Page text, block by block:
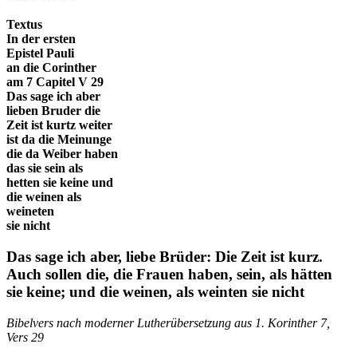
Textus
In der ersten
Epistel Pauli
an die Corinther
am 7 Capitel V 29
Das sage ich aber
lieben Bruder die
Zeit ist kurtz weiter
ist da die Meinunge
die da Weiber haben
das sie sein als
hetten sie keine und
die weinen als
weineten
sie nicht
Das sage ich aber, liebe Brüder: Die Zeit ist kurz.
Auch sollen die, die Frauen haben, sein, als hätten
sie keine; und die weinen, als weinten sie nicht
Bibelvers nach moderner Lutherübersetzung aus 1. Korinther 7,
Vers 29